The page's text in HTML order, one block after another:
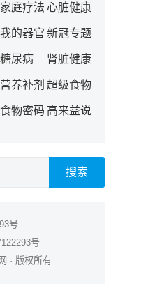
家庭疗法 心脏健康
我的器官 新冠专题
糖尿病 肾脏健康
营养补剂 超级食物
食物密码 高来益说
搜索
号
号
· 版权所有